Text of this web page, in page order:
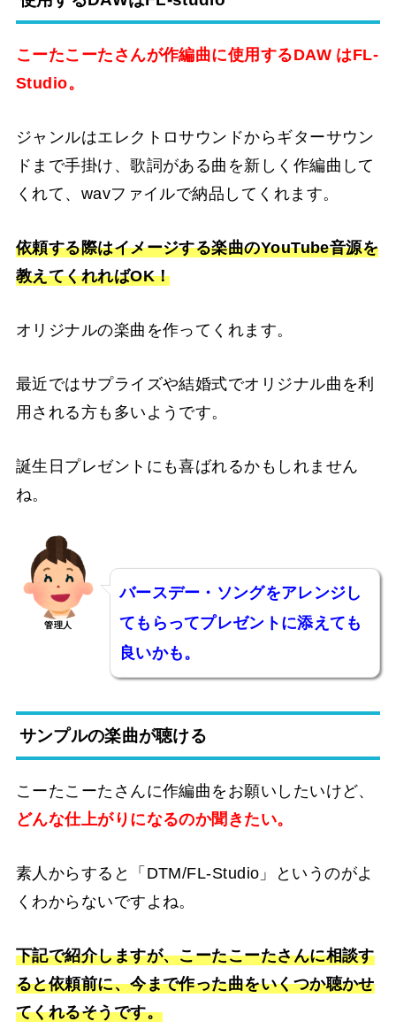
こーたこーたさんが作編曲に使用するDAW はFL-
Studio。
ジャンルはエレクトロサウンドからギターサウン
ドまで手掛け、歌詞がある曲を新しく作編曲して
くれて、wavファイルで納品してくれます。
依頼する際はイメージする楽曲のYouTube音源を
教えてくれればOK！
オリジナルの楽曲を作ってくれます。
最近ではサプライズや結婚式でオリジナル曲を利
用される方も多いようです。
誕生日プレゼントにも喜ばれるかもしれません
ね。
管理人
バースデー・ソングをアレンジし
てもらってプレゼントに添えても
良いかも。
サンプルの楽曲が聴ける
こーたこーたさんに作編曲をお願いしたいけど、
どんな仕上がりになるのか聞きたい。
素人からすると「DTM/FL-Studio」というのがよ
くわからないですよね。
下記で紹介しますが、こーたこーたさんに相談す
ると依頼前に、今まで作った曲をいくつか聴かせ
てくれるそうです。